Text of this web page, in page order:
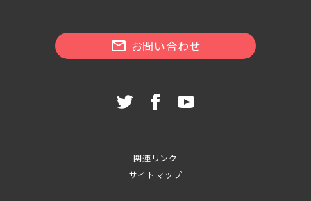
お問い合わせ
関連リンク
サイトマップ